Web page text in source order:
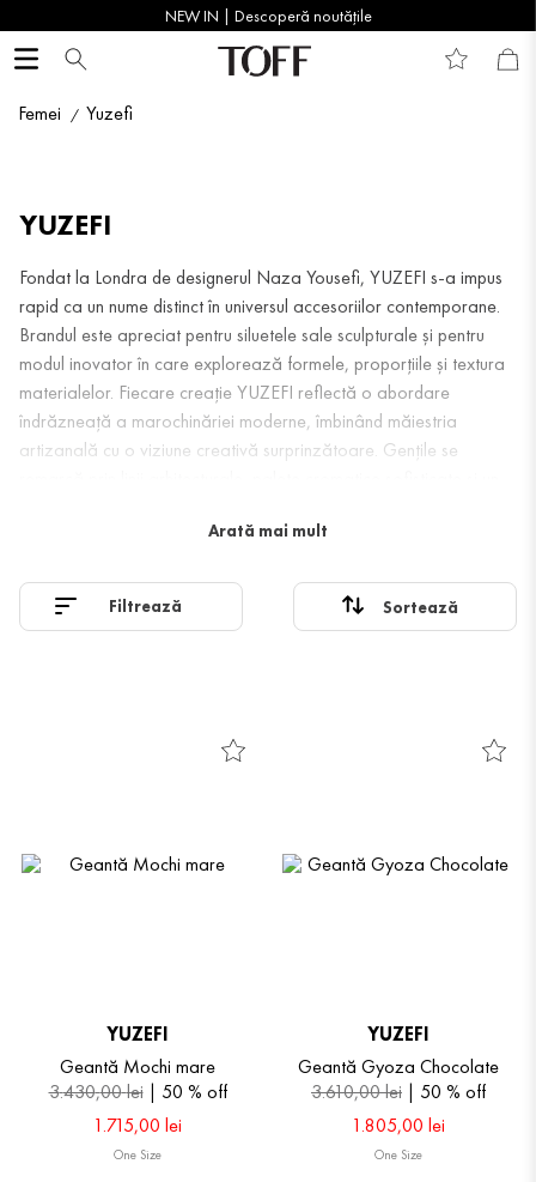
NEW IN | Descoperă noutățile
Femei Yuzefi
YUZEFI
Fondat la Londra de designerul Naza Yousefi, YUZEFI s-a impus
rapid ca un nume distinct în universul accesoriilor contemporane.
Brandul este apreciat pentru siluetele sale sculpturale și pentru
modul inovator în care explorează formele, proporțiile și textura
materialelor. Fiecare creație YUZEFI reflectă o abordare
îndrăzneață a marochinăriei moderne, îmbinând măiestria
artizanală cu o viziune creativă surprinzătoare. Gențile se
stil. Colecțiile YUZEFI reunesc funcționalitatea cu estetica rafinată,
memorabilă — piese care nu doar completează o ținută, ci îi
conferă identitate.
Arată mai mult
Filtrează
YUZEFI
Geantă Mochi mare
3.430,00lei 50 % off
1.715,00 lei
One Size
YUZEFI
Geantă Gyoza Chocolate
3.610,00lei 50 % off
1.805,00 lei
One Size